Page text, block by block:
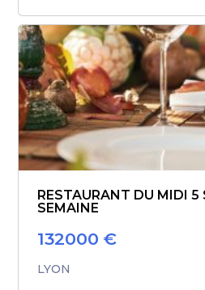
RESTAURANT DU MIDI 5
SEMAINE
132000 €
LYON